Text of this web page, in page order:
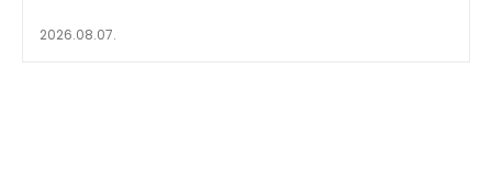
2026.08.07.